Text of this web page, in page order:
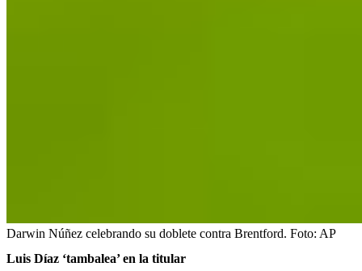
Darwin Núñez celebrando su doblete contra Brentford. Foto: AP
Luis Díaz ‘tambalea’ en la titular